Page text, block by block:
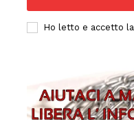
Ho letto e accetto la